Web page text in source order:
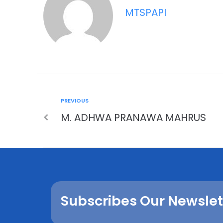
MTSPAPI
PREVIOUS
M. ADHWA PRANAWA MAHRUS
Subscribes Our